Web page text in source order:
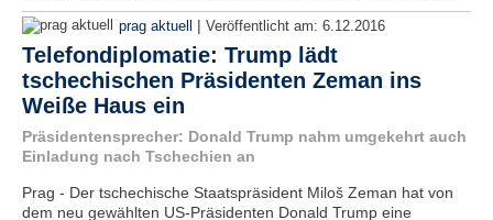
prag aktuell | Veröffentlicht am: 6.12.2016
Telefondiplomatie: Trump lädt
tschechischen Präsidenten Zeman ins
Weiße Haus ein
Präsidentensprecher: Donald Trump nahm umgekehrt auch
Einladung nach Tschechien an
Prag - Der tschechische Staatspräsident Miloš Zeman hat von
dem neu gewählten US-Präsidenten Donald Trump eine